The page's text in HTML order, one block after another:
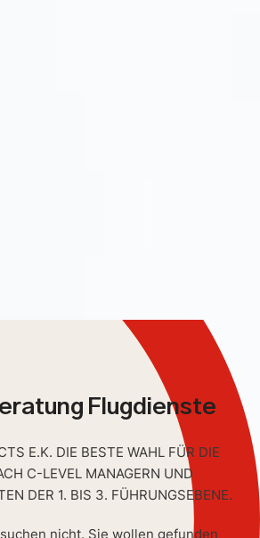
Flugdienste
E.K. DIE BESTE WAHL FÜR DIE
C-LEVEL MANAGERN UND
DER 1. BIS 3. FÜHRUNGSEBENE.
nicht. Sie wollen gefunden